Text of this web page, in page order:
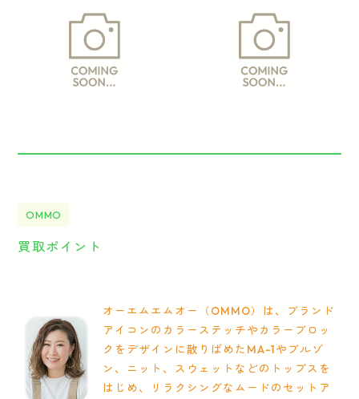
OMMO
買取ポイント
オーエムエムオー（OMMO）は、ブランド
アイコンのカラーステッチやカラーブロッ
クをデザインに散りばめたMA-1やブルゾ
ン、ニット、スウェットなどのトップスを
はじめ、リラクシングなムードのセットア